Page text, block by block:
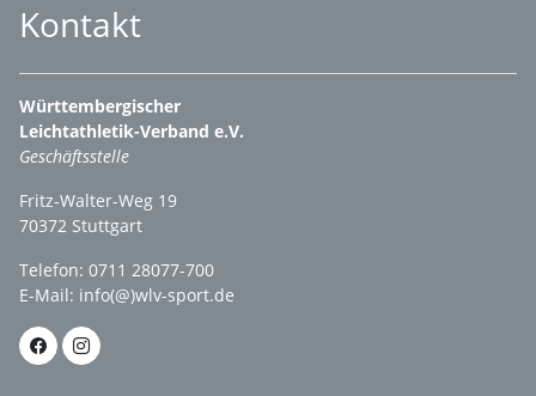
Kontakt
Württembergischer
Leichtathletik-Verband e.V.
Geschäftsstelle
Fritz-Walter-Weg 19
70372 Stuttgart
Telefon: 0711 28077-700
E-Mail: info(@)wlv-sport.de